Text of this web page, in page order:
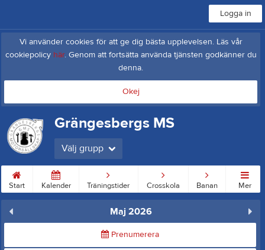
Logga in
Vi använder cookies för att ge dig bästa upplevelsen. Läs vår
cookiepolicy här. Genom att fortsätta använda tjänsten godkänner du
denna.
Okej
Grängesbergs MS
Välj grupp
Start Kalender Träningstider Crosskola Banan Mer
Maj 2026
Prenumerera